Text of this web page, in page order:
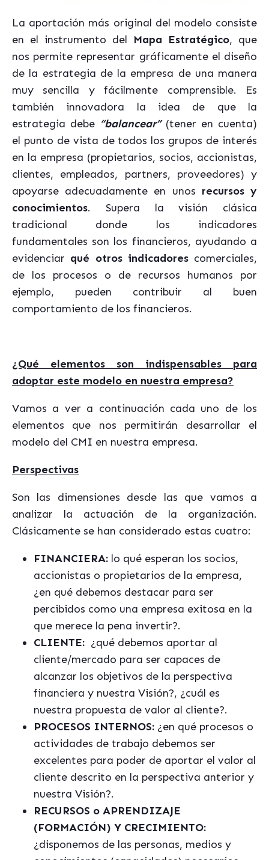
La aportación más original del modelo consiste
en el instrumento del Mapa Estratégico, que
nos permite representar gráficamente el diseño
de la estrategia de la empresa de una manera
muy sencilla y fácilmente comprensible. Es
también innovadora la idea de que la
estrategia debe “balancear”(tener en cuenta)
el punto de vista de todos los grupos de interés
en la empresa (propietarios, socios, accionistas,
clientes, empleados, partners, proveedores) y
apoyarse adecuadamente en unos recursos y
conocimientos. Supera la visión clásica
tradicional donde los indicadores
fundamentales son los financieros, ayudando a
evidenciar qué otros indicadorescomerciales,
de los procesos o de recursos humanos por
ejemplo, pueden contribuir al buen
comportamiento de los financieros.
¿Qué elementos son indispensables para
adoptar este modelo en nuestra empresa?
Vamos a ver a continuación cada uno de los
elementos que nos permitirán desarrollar el
modelo del CMI en nuestra empresa.
Perspectivas
Son las dimensiones desde las que vamos a
analizar la actuación de la organización.
Clásicamente se han considerado estas cuatro:
FINANCIERA: lo qué esperan los socios,
accionistas o propietarios de la empresa,
¿en qué debemos destacar para ser
percibidos como una empresa exitosa en la
que merece la pena invertir?.
CLIENTE: ¿qué debemos aportar al
cliente/mercado para ser capaces de
alcanzar los objetivos de la perspectiva
financiera y nuestra Visión?, ¿cuál es
nuestra propuesta de valor al cliente?.
PROCESOS INTERNOS: ¿en qué procesos o
actividades de trabajo debemos ser
excelentes para poder de aportar el valor al
cliente descrito en la perspectiva anterior y
nuestra Visión?.
RECURSOS o APRENDIZAJE
(FORMACIÓN) Y CRECIMIENTO:
¿disponemos de las personas, medios y